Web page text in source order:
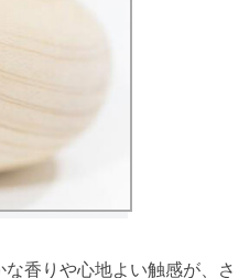
香りや心地よい触感が、さ